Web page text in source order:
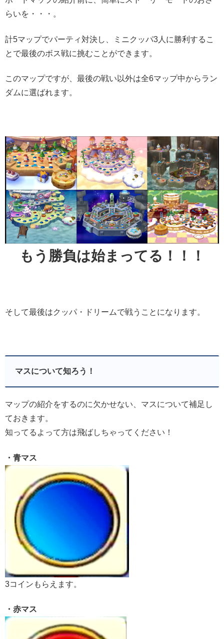
らいを・・・。
計5マップでパーティ対決し、ミニクッパ3人に勝利するこ
とで最後のボス戦に挑むことができます。
このマップですが、最後の戦い以外は全6マップ中からラン
ダムに選ばれます。
もう勝負は始まってる！！！
そして最後はクッパ・ドリームで戦うことになります。
マスについて知ろう！
マップの紹介をするのに欠かせない、マスについて補足し
ておきます。
知ってるよって方は飛ばしちゃってください！
・青マス
3コインもらえます。
・赤マス